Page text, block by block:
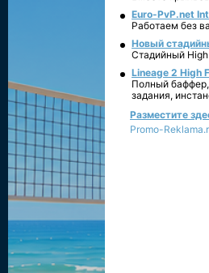
Euro-PvP.net
Работаем без
Новый
Стадийный
Lineage 2 High
Полный
задания,
Разместите
Promo-